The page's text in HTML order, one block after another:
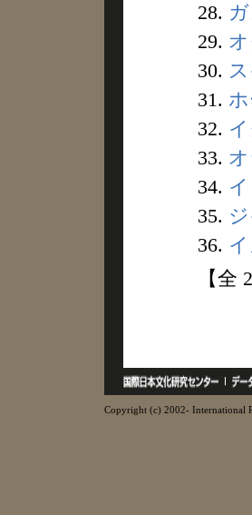
28.
29.
30.
31.
32.
33.
34.
35.
36.
【全
Copyright (c) 2002- International